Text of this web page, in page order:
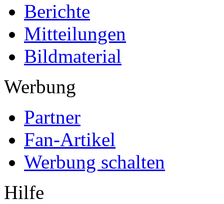
Berichte
Mitteilungen
Bildmaterial
Werbung
Partner
Fan-Artikel
Werbung schalten
Hilfe